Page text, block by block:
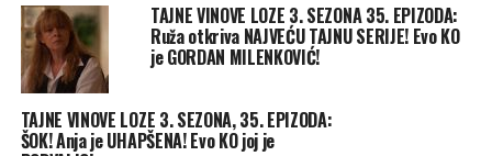
TAJNE VINOVE LOZE 3. SEZONA 35. EPIZODA:
Ruža otkriva NAJVEĆU TAJNU SERIJE! Evo KO
je GORDAN MILENKOVIĆ!
TAJNE VINOVE LOZE 3. SEZONA, 35. EPIZODA:
ŠOK! Anja je UHAPŠENA! Evo KO joj je